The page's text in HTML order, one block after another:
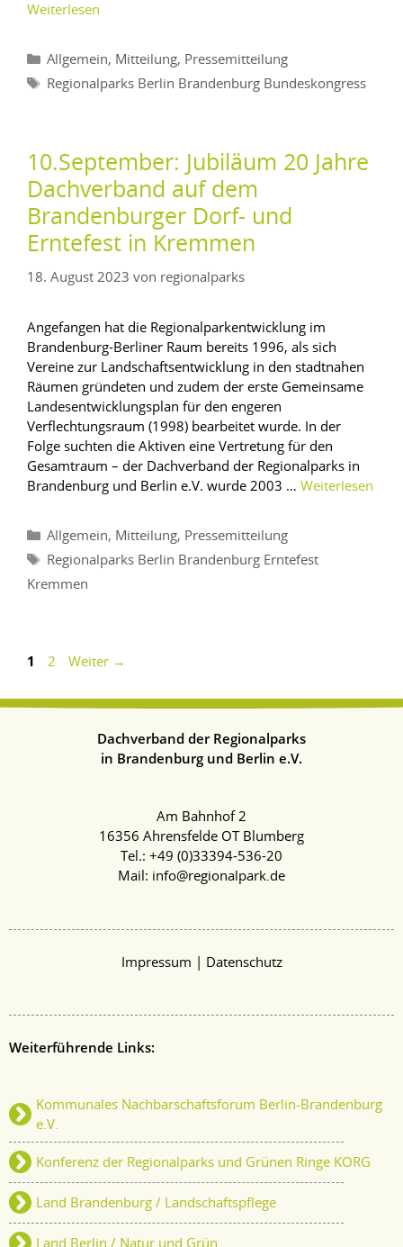
Weiterlesen
Allgemein, Mitteilung, Pressemitteilung
Regionalparks Berlin Brandenburg Bundeskongress
10.September: Jubiläum 20 Jahre
Dachverband auf dem
Brandenburger Dorf- und
Erntefest in Kremmen
18. August 2023 von regionalparks
Angefangen hat die Regionalparkentwicklung im
Brandenburg-Berliner Raum bereits 1996, als sich
Vereine zur Landschaftsentwicklung in den stadtnahen
Räumen gründeten und zudem der erste Gemeinsame
Landesentwicklungsplan für den engeren
Verflechtungsraum (1998) bearbeitet wurde. In der
Folge suchten die Aktiven eine Vertretung für den
Gesamtraum – der Dachverband der Regionalparks in
Brandenburg und Berlin e.V. wurde 2003 … Weiterlesen
Allgemein, Mitteilung, Pressemitteilung
Regionalparks Berlin Brandenburg Erntefest
Kremmen
1 2 Weiter →
Dachverband der Regionalparks
in Brandenburg und Berlin e.V.
Am Bahnhof 2
16356 Ahrensfelde OT Blumberg
Tel.: +49 (0)33394-536-20
Mail: info@regionalpark.de
Impressum | Datenschutz
Weiterführende Links:
Kommunales Nachbarschaftsforum Berlin-Brandenburg
e.V.
Konferenz der Regionalparks und Grünen Ringe KORG
Land Brandenburg / Landschaftspflege
Land Berlin / Natur und Grün